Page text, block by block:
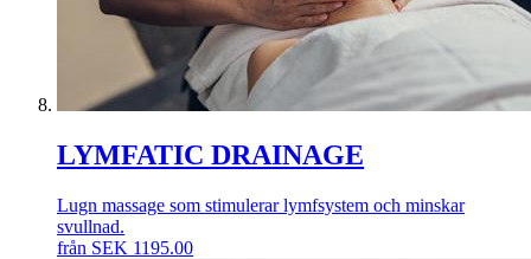
LYMFATIC DRAINAGE
Lugn massage som stimulerar lymfsystem och minskar
svullnad.
från SEK 1195.00